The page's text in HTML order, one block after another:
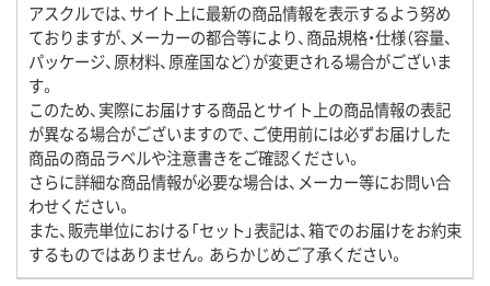
アスクルでは、サイト上に最新の商品情報を表示するよう努め
ておりますが、メーカーの都合等により、商品規格・仕様（容量、
パッケージ、原材料、原産国など）が変更される場合がございま
す。
このため、実際にお届けする商品とサイト上の商品情報の表記
が異なる場合がございますので、ご使用前には必ずお届けした
商品の商品ラベルや注意書きをご確認ください。
さらに詳細な商品情報が必要な場合は、メーカー等にお問い合
わせください。
また、販売単位における「セット」表記は、箱でのお届けをお約束
するものではありません。あらかじめご了承ください。